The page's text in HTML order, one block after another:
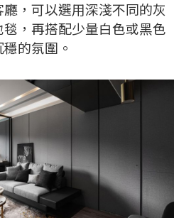
，可以選用深淺不同的灰
，再搭配少量白色或黑色
的氛圍。